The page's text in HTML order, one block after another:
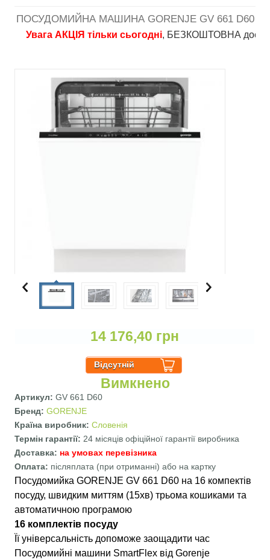
ПОСУДОМИЙНА МАШИНА GORENJE GV 661 D60
Увага АКЦІЯ тільки сьогодні, БЕЗКОШТОВНА доставка в
14 176,40 грн
Вимкнено
Артикул:GV 661 D60
Бренд:GORENJE
Країна виробник:Словенія
Термін гарантії:24 місяців офіційної гарантії виробника
Доставка: на умовах перевізника
Оплата: післяплата (при отриманні) або на картку
Посудомийка GORENJE GV 661 D60 на 16 компектів
посуду, швидким миттям (15хв) трьома кошиками та
автоматичною програмою
16 комплектів посуду
Її універсальність допоможе заощадити час
Посудомийні машини SmartFlex від Gorenje